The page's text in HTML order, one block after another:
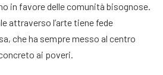
in favore delle comunità bisognose.
attraverso l’arte tiene fede
che ha sempre messo al centro
ai poveri.